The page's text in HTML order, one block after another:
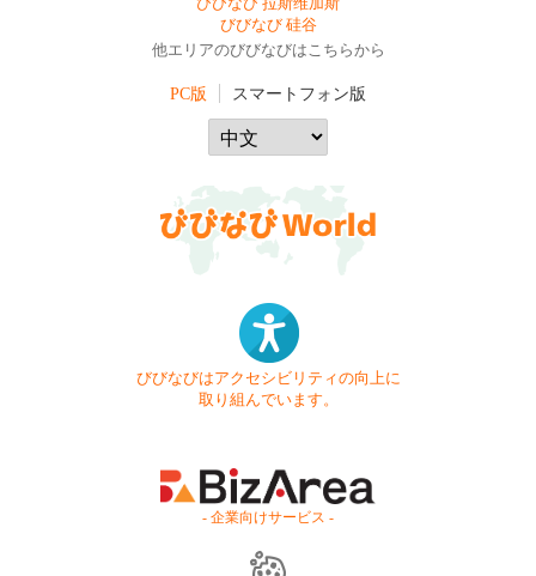
びびなび 硅谷
他エリアのびびなびはこちらから
PC版 スマートフォン版
びびなびはアクセシビリティの向上に
取り組んでいます。
- 企業向けサービス -